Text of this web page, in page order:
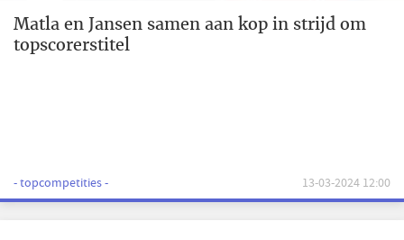
Matla en Jansen samen aan kop in strijd om
topscorerstitel
- topcompetities - 13-03-2024 12:00